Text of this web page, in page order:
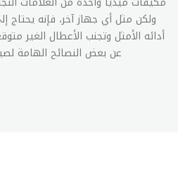
ولكن مثل أي جهاز آخر، فإنه يحتاج
أدائه الأمثل وتجنب الأعطال الغير
عن بعض النصائح الهامة